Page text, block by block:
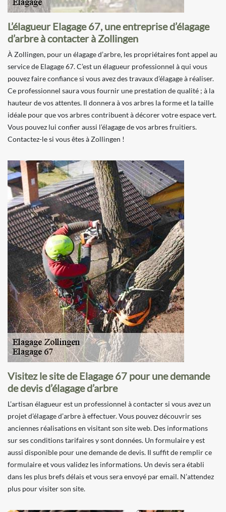
L’élagueur Elagage 67, une entreprise d’élagage
d’arbre à contacter à Zollingen
À Zollingen, pour un élagage d’arbre, les propriétaires font appel au
service de Elagage 67. C’est un élagueur professionnel à qui vous
pouvez faire confiance si vous avez des travaux d’élagage à réaliser.
Ce professionnel saura vous fournir une prestation de qualité ; à la
hauteur de vos attentes. Il donnera à vos arbres la forme et la taille
idéale pour que vos arbres contribuent à décorer votre espace vert.
Vous pouvez lui confier aussi l’élagage de vos arbres fruitiers.
Contactez-le si vous êtes à Zollingen !
Visitez le site de Elagage 67 pour une demande
de devis d’élagage d’arbre
L’artisan élagueur est un professionnel à contacter si vous avez un
projet d’élagage d’arbre à effectuer. Vous pouvez découvrir ses
anciennes réalisations en visitant son site web. Des informations
sur ses conditions tarifaires y sont données. Un formulaire y est
aussi disponible pour une demande de devis. Il suffit de remplir ce
formulaire et vous validez les informations. Un devis sera établi
dans les plus brefs délais et vous sera envoyé par email. N’attendez
plus pour visiter son site.